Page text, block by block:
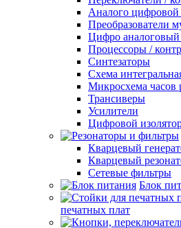
Аналого цифровой
Преобразователи
Цифро аналоговый
Процессоры /
Синтезаторы
Схема
Микросхема часов
Трансиверы
Усилители
Цифровой
Кварцевый
Кварцевый
Сетевые фильтры
Блок
печатных плат